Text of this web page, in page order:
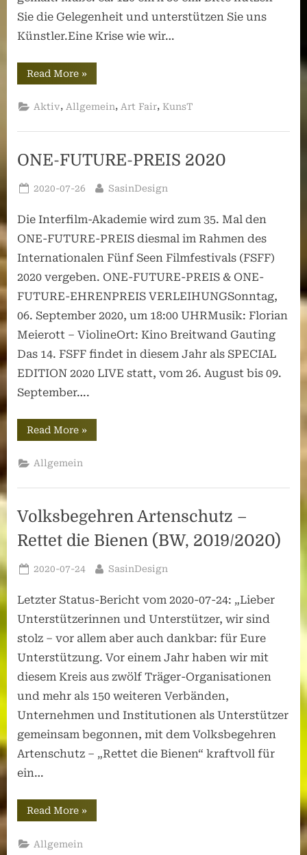
Sie die Gelegenheit und unterstützen Sie uns
Künstler.Eine Krise wie wir…
Read More“Covid19-
Aktion
des
August
Abschied“”
»
Aktiv, Allgemein, Art Fair, KunsT
ONE-FUTURE-PREIS 2020
Posted
2020-07-26 By
SasinDesign
Die Interfilm-Akademie wird zum 35. Mal den
ONE-FUTURE-PREIS diesmal im Rahmen des
Internationalen Fünf Seen Filmfestivals (FSFF)
2020 vergeben. ONE-FUTURE-PREIS & ONE-
FUTURE-EHRENPREIS VERLEIHUNGSonntag,
06. September 2020, um 18:00 UHRMusik: Florian
Meierott – ViolineOrt: Kino Breitwand Gauting
Das 14. FSFF findet in diesem Jahr als SPECIAL
EDITION 2020 LIVE statt, vom 26. August bis 09.
September….
Read More“ONE-
FUTURE-
»
Allgemein
Volksbegehren Artenschutz –
Rettet die Bienen (BW, 2019/2020)
Posted
2020-07-24 By
SasinDesign
Letzter Status-Bericht vom 2020-07-24: „Lieber
Unterstützerinnen und Unterstützer, wir sind
stolz – vor allem aber auch dankbar: für Eure
Unterstützung. Vor einem Jahr haben wir mit
diesem Kreis aus zwölf Träger-Organisationen
und mehr als 150 weiteren Verbänden,
Unternehmen und Institutionen als Unterstützer
gemeinsam begonnen, mit dem Volksbegehren
Artenschutz – „Rettet die Bienen“ kraftvoll für
ein…
Read More“Volksbegehren
Artenschutz
die
»
Allgemein